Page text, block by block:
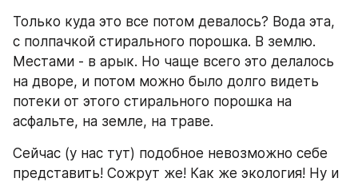
Только куда это все потом девалось? Вода эта,
с полпачкой стирального порошка. В землю.
Местами - в арык. Но чаще всего это делалось
на дворе, и потом можно было долго видеть
потеки от этого стирального порошка на
асфальте, на земле, на траве.
Сейчас (у нас тут) подобное невозможно себе
представить! Сожрут же! Как же экология! Ну и